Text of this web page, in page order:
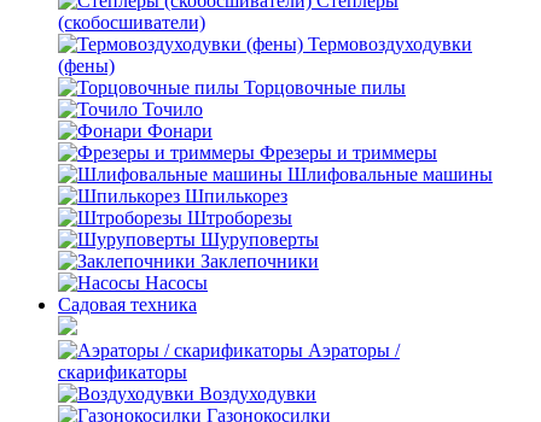
(скобосшиватели)
Термовоздуходувки
(фены)
Торцовочные пилы
Точило
Фонари
Фрезеры и триммеры
Шлифовальные машины
Шпилькорез
Штроборезы
Шуруповерты
Заклепочники
Насосы
Садовая техника
Аэраторы /
скарификаторы
Воздуходувки
Газонокосилки